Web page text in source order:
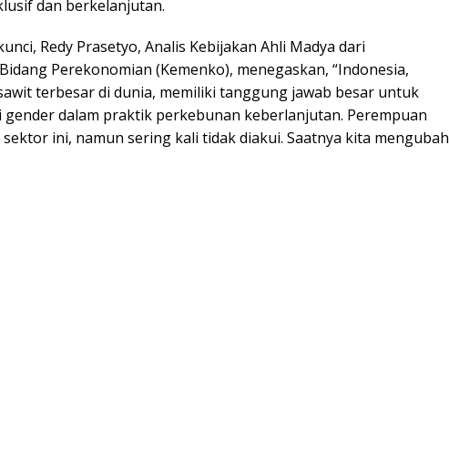
dan berkelanjutan.
Redy Prasetyo, Analis Kebijakan Ahli Madya dari
Perekonomian (Kemenko), menegaskan, “Indonesia,
terbesar di dunia, memiliki tanggung jawab besar untuk
dalam praktik perkebunan keberlanjutan. Perempuan
ini, namun sering kali tidak diakui. Saatnya kita mengubah